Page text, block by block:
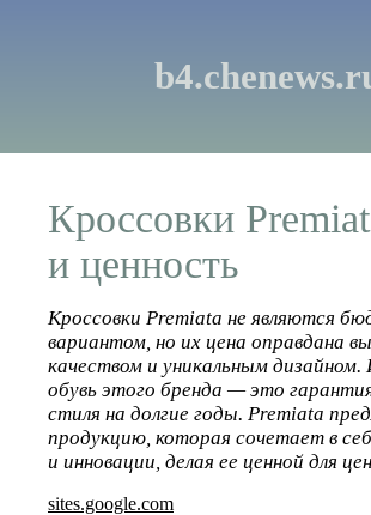
Кроссовки
и ценность
Кроссовки Premiata не являются
вариантом, но их цена оправдана
качеством и уникальным дизайном.
обувь этого бренда — это
стиля на долгие годы. Premiata
продукцию, которая сочетает в
и инновации, делая ее ценной для
sites.google.com